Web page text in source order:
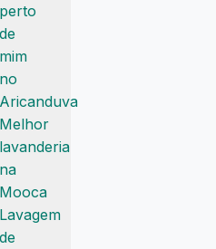
perto
de
mim
no
Aricanduva
Melhor
lavanderia
na
Mooca
Lavagem
de